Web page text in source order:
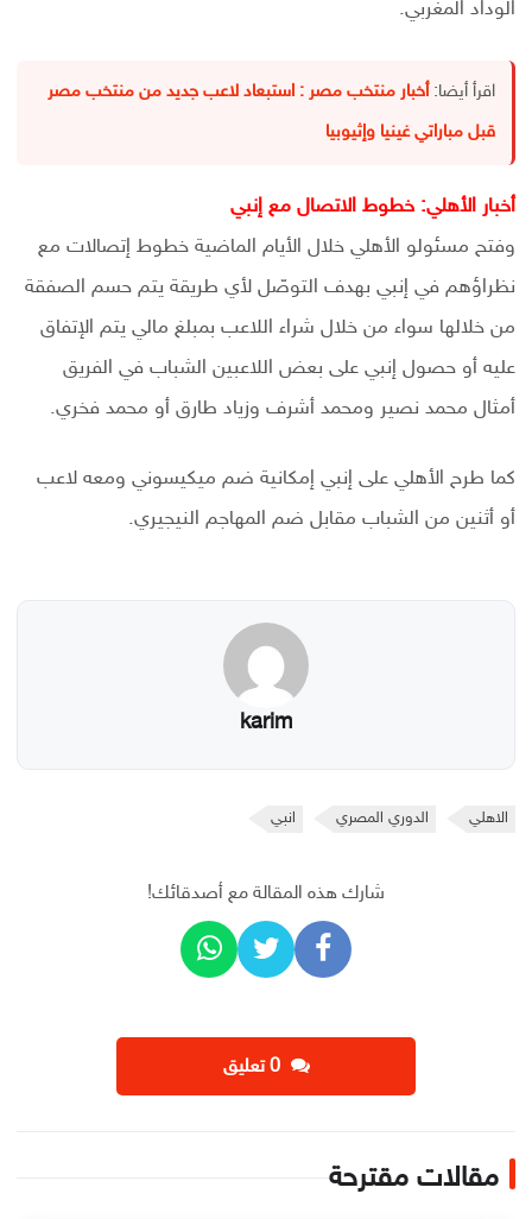
الوداد المغربي.
اقرأ أيضا: أخبار منتخب مصر : استبعاد لاعب جديد من منتخب مصر
قبل مباراتي غينيا وإثيوبيا
أخبار الأهلي: خطوط الاتصال مع إنبي
وفتح مسئولو الأهلي خلال الأيام الماضية خطوط إتصالات مع
نظراؤهم في إنبي بهدف التوصّل لأي طريقة يتم حسم الصفقة
من خلالها سواء من خلال شراء اللاعب بمبلغ مالي يتم الإتفاق
عليه أو حصول إنبي على بعض اللاعبين الشباب في الفريق
أمثال محمد نصير ومحمد أشرف وزياد طارق أو محمد فخري.
كما طرح الأهلي على إنبي إمكانية ضم ميكيسوني ومعه لاعب
أو أثنين من الشباب مقابل ضم المهاجم النيجيري.
karim
الاهلي الدوري المصري انبي
شارك هذه المقالة مع أصدقائك!
‫0 تعليق
مقالات مقترحة